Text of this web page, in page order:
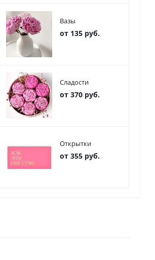
Вазы
от 135 руб.
Сладости
от 370 руб.
Открытки
от 355 руб.